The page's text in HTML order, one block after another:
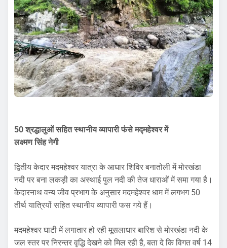
50 श्रद्धालुओं सहित स्थानीय व्यापारी फंसे मद्महेश्वर में
लक्ष्मण सिंह नेगी
द्वितीय केदार मदमहेश्वर यात्रा के आधार शिविर बनातोली में मोरखंडा
नदी पर बना लकड़ी का अस्थाई पुल नदी की तेज धाराओं में समा गया है।
केदारनाथ वन्य जीव प्रभाग के अनुसार मदमहेश्वर धाम में लगभग 50
तीर्थ यात्रियों सहित स्थानीय व्यापारी फस गये हैं।
मदमहेश्वर घाटी में लगातार हो रही मूसलाधार बारिश से मोरखंडा नदी के
जल स्तर पर निरन्तर वृद्धि देखने को मिल रही है, बता दे कि विगत वर्ष 14